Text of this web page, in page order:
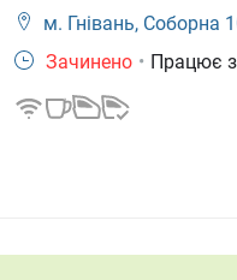
м. Гнівань, Соборна
Зачинено • Працює з